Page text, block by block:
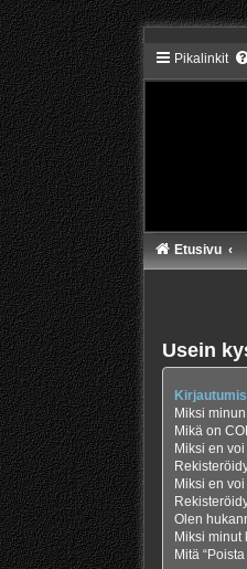
Pikalinkit
Etusivu
Usein
Miksi
Mikä on
Miksi en
Miksi en
Olen
Miksi minut
Mitä